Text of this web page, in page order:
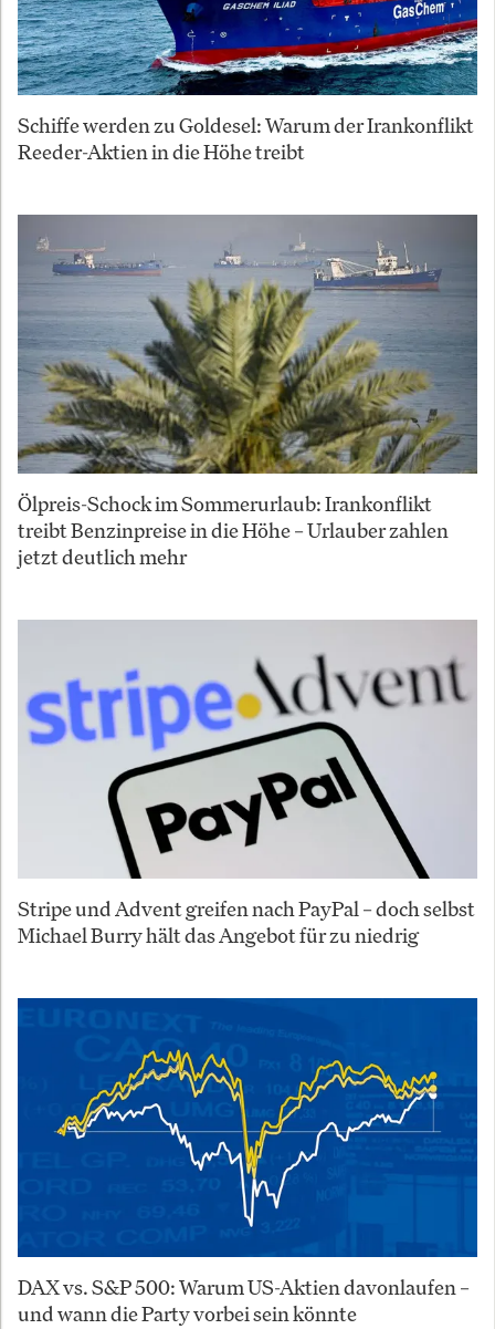
Schiffe werden zu Goldesel: Warum der Irankonflikt
Reeder-Aktien in die Höhe treibt
Ölpreis-Schock im Sommerurlaub: Irankonflikt
treibt Benzinpreise in die Höhe – Urlauber zahlen
jetzt deutlich mehr
Stripe und Advent greifen nach PayPal – doch selbst
Michael Burry hält das Angebot für zu niedrig
DAX vs. S&P 500: Warum US-Aktien davonlaufen –
und wann die Party vorbei sein könnte